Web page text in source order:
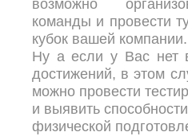
возможно
команды и провести
кубок вашей компании.
Ну а если у Вас нет
достижений, в этом
можно провести
и выявить
физической